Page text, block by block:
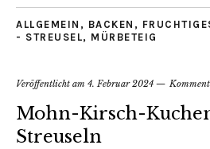
ALLGEMEIN , BACKEN ,
- STREUSEL, MÜRBETEIG
Veröffentlicht am 4. Februar 2024
Mohn-Kirsch-
Streuseln